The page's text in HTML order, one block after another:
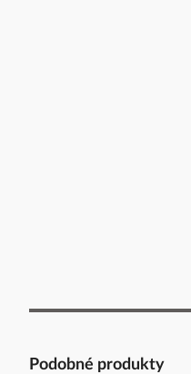
Podobné produkty